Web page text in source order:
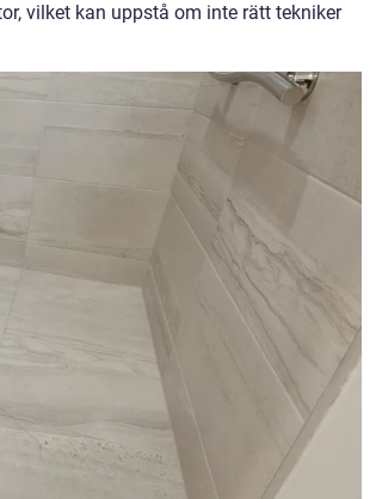
vilket kan uppstå om inte rätt tekniker